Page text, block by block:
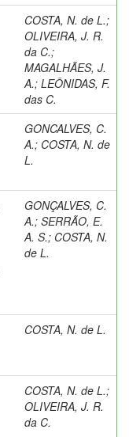
COSTA, N. de L.;
OLIVEIRA, J. R.
da C.;
MAGALHÃES, J.
A.; LEÔNIDAS, F.
das C.
GONCALVES, C.
A.; COSTA, N. de
L.
GONÇALVES, C.
A.; SERRÃO, E.
A. S.; COSTA, N.
de L.
COSTA, N. de L.
COSTA, N. de L.;
OLIVEIRA, J. R.
da C.